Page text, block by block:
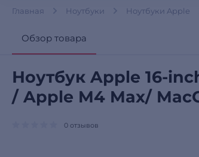
Главная Ноутбуки Ноутбуки Apple
Обзор товара
Ноутбук Apple 16-
/ Apple M4 Max/
0 отзывов